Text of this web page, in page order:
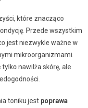
które znacząco
Przede wszystkim
jest niezwykle ważne w
mikroorganizmami.
nawilża skórę, ale
toniku jest poprawa